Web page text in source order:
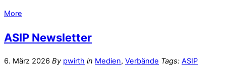
More
ASIP Newsletter
6. März 2026 By pwirth in Medien, Verbände Tags: ASIP